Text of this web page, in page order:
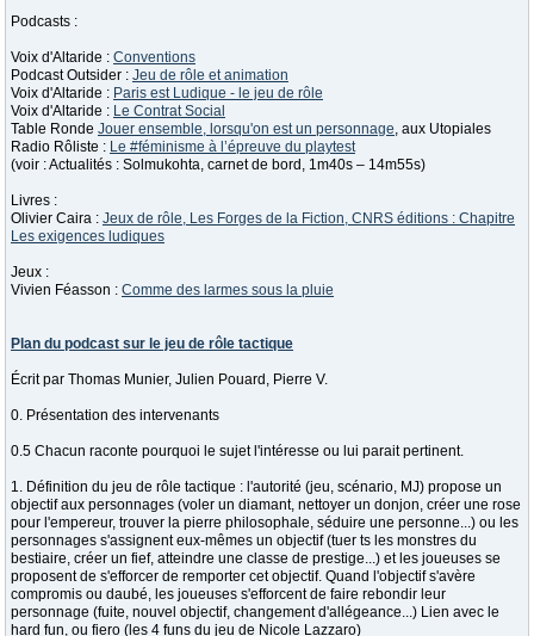
Podcasts :
Voix d'Altaride : Conventions
Podcast Outsider : Jeu de rôle et animation
Voix d'Altaride : Paris est Ludique - le jeu de rôle
Voix d'Altaride : Le Contrat Social
Table Ronde Jouer ensemble, lorsqu'on est un personnage, aux Utopiales
Radio Rôliste : Le #féminisme à l’épreuve du playtest
(voir : Actualités : Solmukohta, carnet de bord, 1m40s – 14m55s)
Livres :
Olivier Caira : Jeux de rôle, Les Forges de la Fiction, CNRS éditions : Chapitre
Les exigences ludiques
Jeux :
Vivien Féasson : Comme des larmes sous la pluie
Plan du podcast sur le jeu de rôle tactique
Écrit par Thomas Munier, Julien Pouard, Pierre V.
0. Présentation des intervenants
0.5 Chacun raconte pourquoi le sujet l'intéresse ou lui parait pertinent.
1. Définition du jeu de rôle tactique : l'autorité (jeu, scénario, MJ) propose un
objectif aux personnages (voler un diamant, nettoyer un donjon, créer une rose
pour l'empereur, trouver la pierre philosophale, séduire une personne...) ou les
personnages s'assignent eux-mêmes un objectif (tuer ts les monstres du
bestiaire, créer un fief, atteindre une classe de prestige...) et les joueuses se
proposent de s'efforcer de remporter cet objectif. Quand l'objectif s'avère
compromis ou daubé, les joueuses s'efforcent de faire rebondir leur
personnage (fuite, nouvel objectif, changement d'allégeance...) Lien avec le
hard fun, ou fiero (les 4 funs du jeu de Nicole Lazzaro)